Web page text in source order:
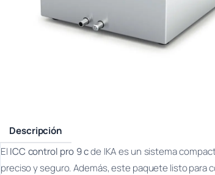
Descripción
El ICC control pro 9 cde IKA es un sistema
preciso y seguro. Además, este paquete listo para